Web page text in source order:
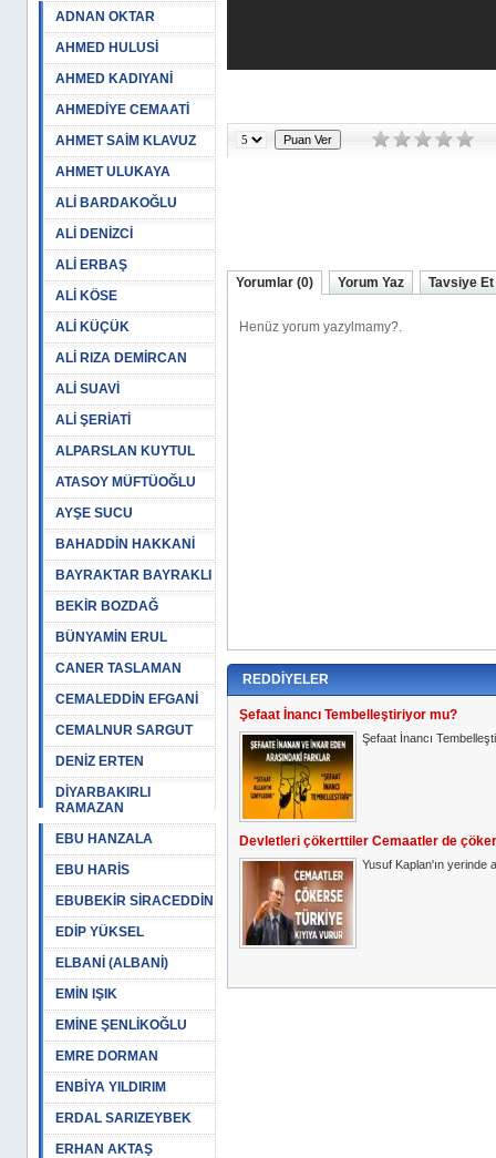
ADNAN OKTAR
AHMED HULUSİ
AHMED KADIYANİ
AHMEDİYE CEMAATİ
AHMET SAİM KLAVUZ
AHMET ULUKAYA
ALİ BARDAKOĞLU
ALİ DENİZCİ
ALİ ERBAŞ
ALİ KÖSE
ALİ KÜÇÜK
ALİ RIZA DEMİRCAN
ALİ SUAVİ
ALİ ŞERİATİ
ALPARSLAN KUYTUL
ATASOY MÜFTÜOĞLU
AYŞE SUCU
BAHADDİN HAKKANİ
BAYRAKTAR BAYRAKLI
BEKİR BOZDAĞ
BÜNYAMİN ERUL
CANER TASLAMAN
CEMALEDDİN EFGANİ
CEMALNUR SARGUT
DENİZ ERTEN
DİYARBAKIRLI
RAMAZAN
EBU HANZALA
EBU HARİS
EBUBEKİR SİRACEDDİN
EDİP YÜKSEL
ELBANİ (ALBANİ)
EMİN IŞIK
EMİNE ŞENLİKOĞLU
EMRE DORMAN
ENBİYA YILDIRIM
ERDAL SARIZEYBEK
ERHAN AKTAŞ
Yorumlar (0) Yorum Yaz Tavsiye Et
REDDİYELER
Şefaat İnancı Tembelleştiriyor mu?
Şefaat İnancı
Devletleri çökerttiler Cemaatler de
Yusuf Kaplan'ın yerinde